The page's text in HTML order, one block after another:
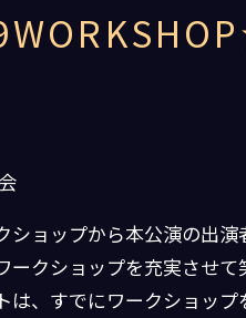
ショップから本公演の出演
ークショップを充実させて
は、すでにワークショッ